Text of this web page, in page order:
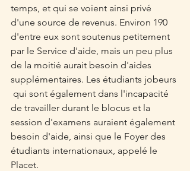
temps, et qui se voient ainsi privé
d'une source de revenus. Environ 190
d'entre eux sont soutenus petitement
par le Service d'aide, mais un peu plus
de la moitié aurait besoin d'aides
supplémentaires. Les étudiants jobeurs
qui sont également dans l'incapacité
de travailler durant le blocus et la
session d'examens auraient également
besoin d'aide, ainsi que le Foyer des
étudiants internationaux, appelé le
Placet.